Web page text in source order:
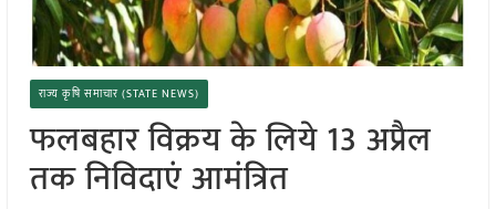
राज्य कृषि समाचार (STATE NEWS)
फलबहार विक्रय के लिये 13 अप्रैल
तक निविदाएं आमंत्रित